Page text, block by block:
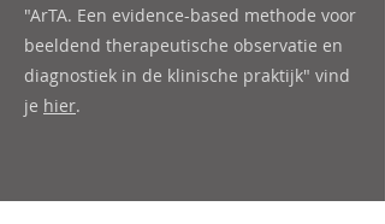
"ArTA. Een evidence-based methode voor
beeldend therapeutische observatie en
diagnostiek in de klinische praktijk" vind
je hier.